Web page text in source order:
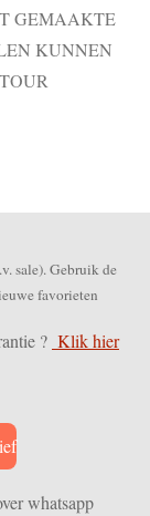
GEMAAKTE
KUNNEN
sale). Gebruik de
favorieten
? Klik hier
whatsapp